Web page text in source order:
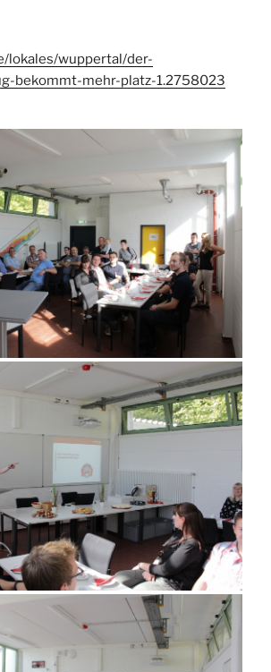
lokales/wuppertal/der-
bekommt-mehr-platz-1.2758023